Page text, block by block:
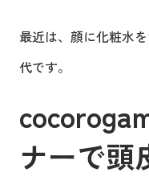
最近は、顔に化粧水
代です。
ナーで頭